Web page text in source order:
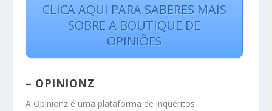
CLICA AQUI PARA SABERES MAIS
SOBRE A BOUTIQUE DE
OPINIÕES
– OPINIONZ
A Opinionz é uma plataforma de inquéritos